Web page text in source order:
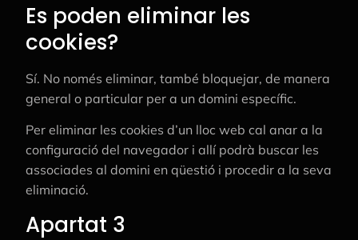
Es poden eliminar les
cookies?
Sí. No només eliminar, també bloquejar, de manera
general o particular per a un domini específic.
Per eliminar les cookies d’un lloc web cal anar a la
configuració del navegador i allí podrà buscar les
associades al domini en qüestió i procedir a la seva
eliminació.
Apartat 3